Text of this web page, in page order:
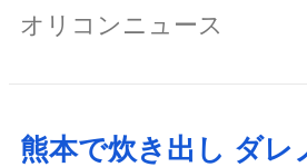
オリコンニュース
熊本で炊き出し ダレ